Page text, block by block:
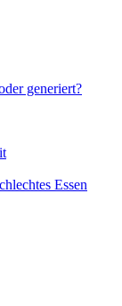
generiert?
Essen